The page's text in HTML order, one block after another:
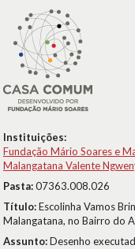
Instituições:
Fundação Mário Soares e
Malangatana Valente
Pasta:07363.008.026
Título:Escolinha Vamos
Malangatana, no Bairro do
Assunto:Desenho